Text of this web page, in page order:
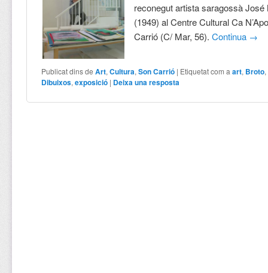
reconegut artista saragossà José
(1949) al Centre Cultural Ca
Carrió (C/ Mar, 56).Continua →
Publicat dins de Art,Cultura,Son Carrió | Etiquetat com a art, Broto,
Dibuixos,exposició | Deixa una resposta